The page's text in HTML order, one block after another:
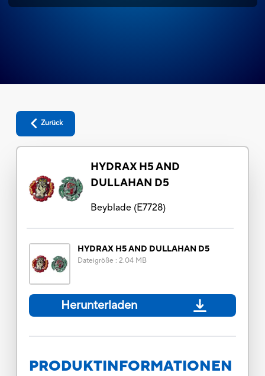
Zurück
HYDRAX H5 AND
DULLAHAN D5
Beyblade(E7728)
HYDRAX H5 AND DULLAHAN D5
Dateigröße : 2.04 MB
Herunterladen
PRODUKTINFORMATIONEN